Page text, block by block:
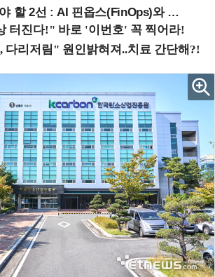
AI 핀옵스(FinOps)와 토큰 거버넌스 (8/21 잠실역)